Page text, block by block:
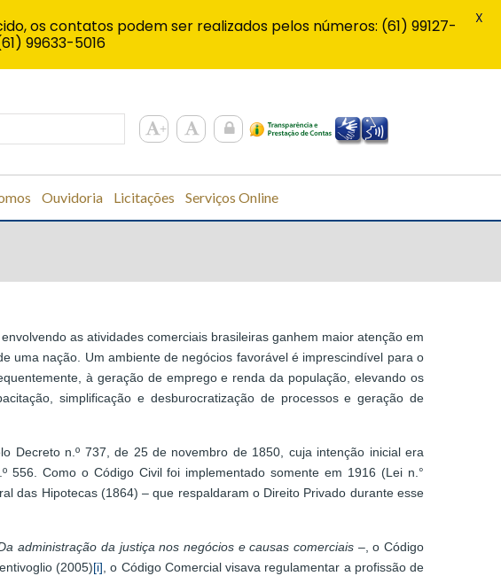
Ouvidoria Licitações Serviços Online
as atividades comerciais brasileiras ganhem maior atenção em
uma nação. Um ambiente de negócios favorável é imprescindível para o
à geração de emprego e renda da população, elevando os
simplificação e desburocratização de processos e geração de
Decreto n.º 737, de 25 de novembro de 1850, cuja intenção inicial era
Como o Código Civil foi implementado somente em 1916 (Lei n.°
das Hipotecas (1864) – que respaldaram o Direito Privado durante esse
administração da justiça nos negócios e causas comerciais–, o Código
(2005)[i], o Código Comercial visava regulamentar a profissão de
os contatos podem ser realizados pelos números: (61) 99127-
99633-5016
X